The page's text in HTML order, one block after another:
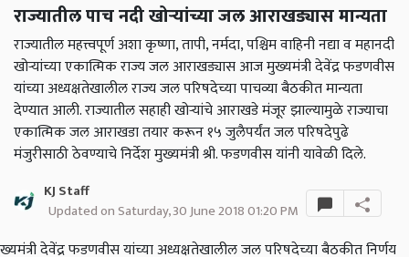
राज्यातील पाच नदी खोऱ्यांच्या जल आराखड्यास मान्यता
राज्यातील महत्त्वपूर्ण अशा कृष्णा, तापी, नर्मदा, पश्चिम वाहिनी नद्या व महानदी
खोऱ्यांच्या एकात्मिक राज्य जल आराखड्यास आज मुख्यमंत्री देवेंद्र फडणवीस
यांच्या अध्यक्षतेखालील राज्य जल परिषदेच्या पाचव्या बैठकीत मान्यता
देण्यात आली. राज्यातील सहाही खोऱ्यांचे आराखडे मंजूर झाल्यामुळे राज्याचा
एकात्मिक जल आराखडा तयार करून १५ जुलैपर्यंत जल परिषदेपुढे
मंजुरीसाठी ठेवण्याचे निर्देश मुख्यमंत्री श्री. फडणवीस यांनी यावेळी दिले.
KJ Staff
Updated on Saturday, 30 June 2018 01:20 PM